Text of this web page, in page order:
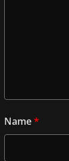
Name*